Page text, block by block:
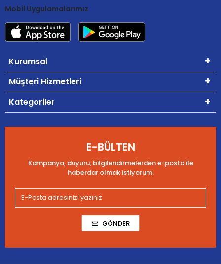
Mobil Uygulamalarımız
Kurumsal
Müşteri Hizmetleri
Kategoriler
E-BÜLTEN
Kampanya, duyuru, bilgilendirmelerden e-posta ile
haberdar olmak istiyorum.
GÖNDER